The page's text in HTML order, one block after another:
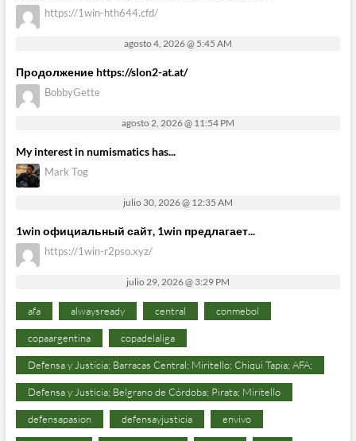
https://1win-hth644.cfd/
agosto 4, 2026 @ 5:45 AM
Продолжение https://slon2-at.at/
BobbyGette
agosto 2, 2026 @ 11:54 PM
My interest in numismatics has...
Mark Tog
julio 30, 2026 @ 12:35 AM
1win официальный сайт, 1win предлагает...
https://1win-r2pso.xyz/
julio 29, 2026 @ 3:29 PM
afa alwaysready central conmebol
copaargentina copadelaliga
Defensa y Justicia; Barracas Central; Miritello; Chiqui Tapia; AFA;
Defensa y Justicia; Belgrano de Córdoba; Pirata; Miritello
defensapasion defensayjusticia envivo